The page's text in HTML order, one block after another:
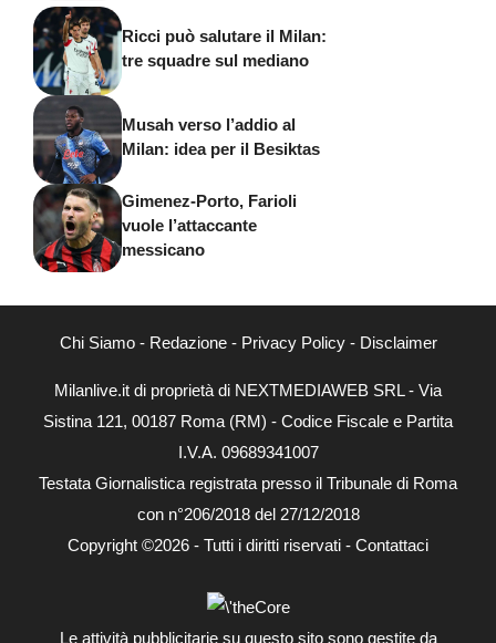
Ricci può salutare il Milan:
tre squadre sul mediano
Musah verso l’addio al
Milan: idea per il Besiktas
Gimenez-Porto, Farioli
vuole l’attaccante
messicano
Chi Siamo- Redazione- Privacy Policy- Disclaimer
Milanlive.it di proprietà di NEXTMEDIAWEB SRL - Via
Sistina 121, 00187 Roma (RM) - Codice Fiscale e Partita
I.V.A. 09689341007
Testata Giornalistica registrata presso il Tribunale di Roma
con n°206/2018 del 27/12/2018
Copyright ©2026 - Tutti i diritti riservati - Contattaci
Le attività pubblicitarie su questo sito sono gestite da